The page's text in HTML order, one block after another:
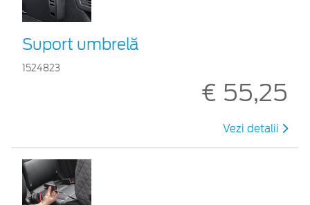
Suport umbrelă
1524823
€ 55,25
Vezi detalii